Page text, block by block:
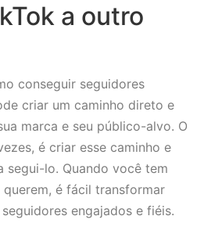
a outro
conseguir seguidores
criar um caminho direto e
marca e seu público-alvo. O
é criar esse caminho e
segui-lo. Quando você tem
é fácil transformar
engajados e fiéis.